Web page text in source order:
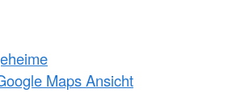
Maps Ansicht